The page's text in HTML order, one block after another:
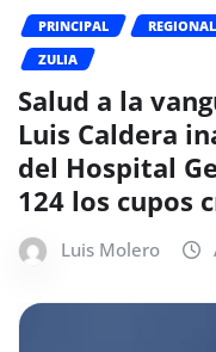
PRINCIPAL
ZULIA
Salud a la
Luis Caldera
del Hospital
124 los cupos
Luis Molero